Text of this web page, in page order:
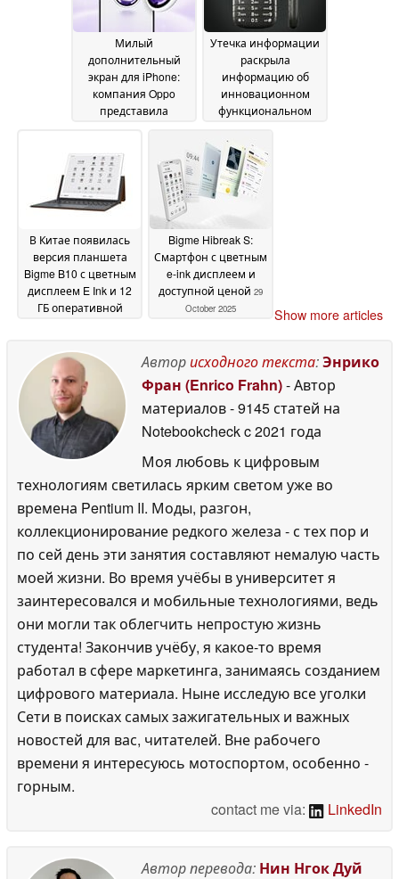
Милый
дополнительный
экран для iPhone:
компания Oppo
представила
Bubble для селфи30
June 2026
Утечка информации
раскрыла
информацию об
инновационном
функциональном
сенсорной панелью
30 June 2026
В Китае появилась
версия планшета
Bigme B10 с цветным
дисплеем E Ink и 12
ГБ оперативной
Bigme Hibreak S:
Смартфон с цветным
e-ink дисплеем и
доступной ценой 29
October 2025
Show more articles
Авторисходного текста:Энрико
Фран (Enrico Frahn)- Автор
материалов- 9145 статей на
Notebookcheckc 2021 года
Моя любовь к цифровым
технологиям светилась ярким светом уже во
времена Pentium II. Моды, разгон,
коллекционирование редкого железа - с тех пор и
по сей день эти занятия составляют немалую часть
моей жизни. Во время учёбы в университет я
заинтересовался и мобильные технологиями, ведь
они могли так облегчить непростую жизнь
студента! Закончив учёбу, я какое-то время
работал в сфере маркетинга, занимаясь созданием
цифрового материала. Ныне исследую все уголки
Сети в поисках самых зажигательных и важных
новостей для вас, читателей. Вне рабочего
времени я интересуюсь мотоспортом, особенно -
горным.
contact me via:
LinkedIn
Автор перевода: Нин Нгок Дуй